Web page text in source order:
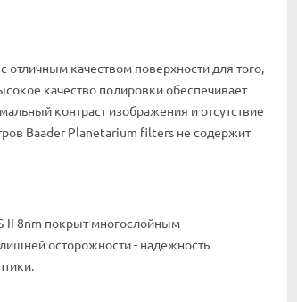
отличным качеством поверхности для того,
качество полировки обеспечивает
контраст изображения и отсутствие
Baader Planetarium filters не содержит
II 8nm покрыт многослойным
осторожности - надежность